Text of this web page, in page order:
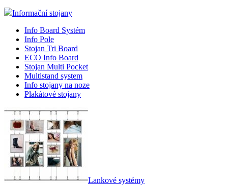
Informační stojany
Info Board Systém
Info Pole
Stojan Tri Board
ECO Info Board
Stojan Multi Pocket
Multistand system
Info stojany na noze
Plakátové stojany
Lankové systémy